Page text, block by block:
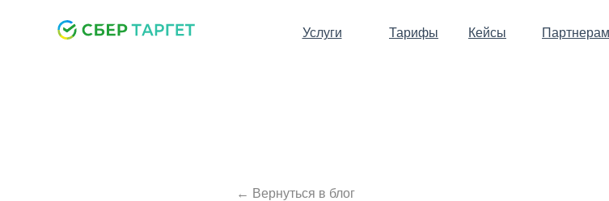
Тарифы Кейсы Партнерам
Услуги
← Вернуться в блог